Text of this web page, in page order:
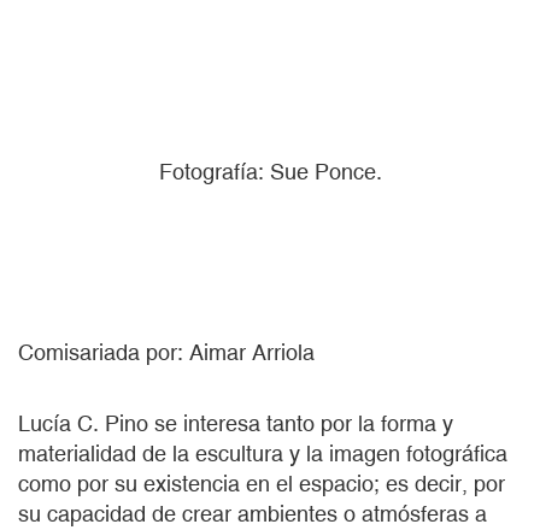
Fotografía: Sue Ponce.
Comisariada por: Aimar Arriola
Lucía C. Pino se interesa tanto por la forma y
materialidad de la escultura y la imagen fotográfica
como por su existencia en el espacio; es decir, por
su capacidad de crear ambientes o atmósferas a